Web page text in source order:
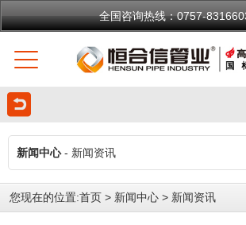
全国咨询热线：0757-
新闻中心- 新闻资讯
您现在的位置:首页 > 新闻中心 > 新闻资讯